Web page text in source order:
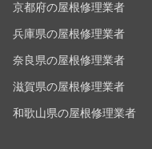
京都府の屋根修理業者
兵庫県の屋根修理業者
奈良県の屋根修理業者
滋賀県の屋根修理業者
和歌山県の屋根修理業者